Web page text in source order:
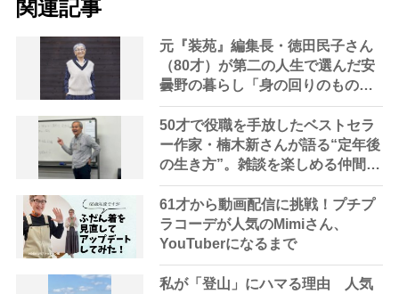
関連記事
元『装苑』編集長・徳田民子さん
（80才）が第二の人生で選んだ安
曇野の暮らし「身の回りのものを
整理したら“本当に好きなもの”が
はっきり見えた」
50才で役職を手放したベストセラ
ー作家・楠木新さんが語る“定年後
の生き方”。雑談を楽しめる仲間を
持つことが大切
61才から動画配信に挑戦！プチプ
ラコーデが人気のMimiさん、
YouTuberになるまで
私が「登山」にハマる理由 人気